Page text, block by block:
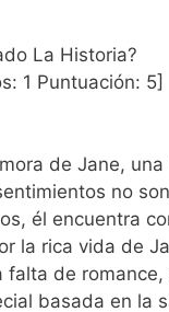
La Historia?
1 Puntuación: 5]
de Jane, una
no son
él encuentra
la rica vida de
falta de
basada en la